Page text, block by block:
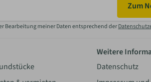
Zum
Bearbeitung meiner Daten entsprechend der
Weitere
Datenschutz